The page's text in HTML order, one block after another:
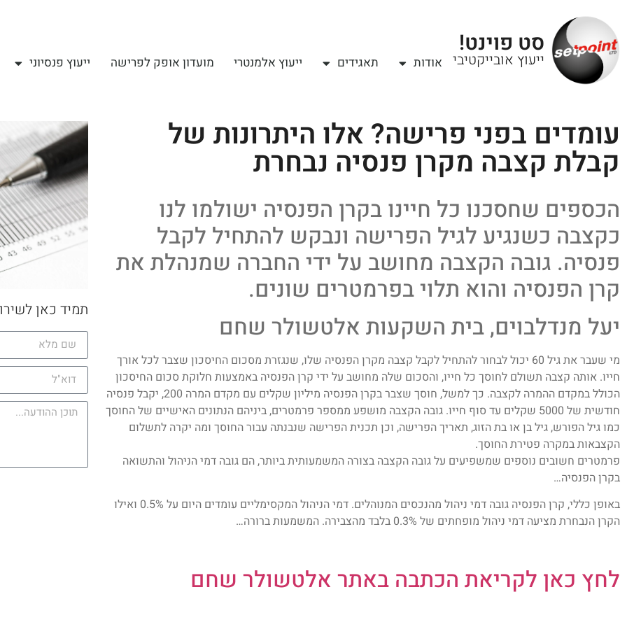
סט פוינט!
ייעוץ אובייקטיבי אודות תאגידים ייעוץ אלמנטרי מועדון אופק לפרישה ייעוץ פנסיוני
עומדים בפני פרישה? אלו היתרונות של
קבלת קצבה מקרן פנסיה נבחרת
הכספים שחסכנו כל חיינו בקרן הפנסיה ישולמו לנו
כקצבה כשנגיע לגיל הפרישה ונבקש להתחיל לקבל
פנסיה. גובה הקצבה מחושב על ידי החברה שמנהלת את
קרן הפנסיה והוא תלוי בפרמטרים שונים.
יעל מנדלבוים, בית השקעות אלטשולר שחם
מי שעבר את גיל 60 יכול לבחור להתחיל לקבל קצבה מקרן הפנסיה שלו, שנגזרת מסכום החיסכון שצבר לכל אורך
חייו. אותה קצבה תשולם לחוסך כל חייו, והסכום שלה מחושב על ידי קרן הפנסיה באמצעות חלוקת סכום החיסכון
הכולל במקדם ההמרה לקצבה. כך למשל, חוסך שצבר בקרן הפנסיה מיליון שקלים עם מקדם המרה 200, יקבל פנסיה
חודשית של 5000 שקלים עד סוף חייו. גובה הקצבה מושפע ממספר פרמטרים, ביניהם הנתונים האישיים של החוסך
כמו גיל הפורש, גיל בן או בת הזוג, תאריך הפרישה, וכן תכנית הפרישה שנבנתה עבור החוסך ומה יקרה לתשלום
הקצבאות במקרה פטירת החוסך.
פרמטרים חשובים נוספים שמשפיעים על גובה הקצבה בצורה המשמעותית ביותר, הם גובה דמי הניהול והתשואה
בקרן הפנסיה…
באופן כללי, קרן הפנסיה גובה דמי ניהול מהנכסים המנוהלים. דמי הניהול המקסימליים עומדים היום על 0.5% ואילו
הקרן הנבחרת מציעה דמי ניהול מופחתים של 0.3% בלבד מהצבירה. המשמעות ברורה…
לחץ כאן לקריאת הכתבה באתר אלטשולר שחם
תמיד כאן